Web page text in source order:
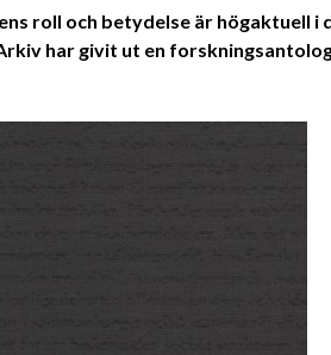
roll och betydelse är högaktuell i
har givit ut en